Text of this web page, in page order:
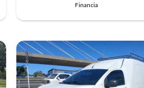
Financia